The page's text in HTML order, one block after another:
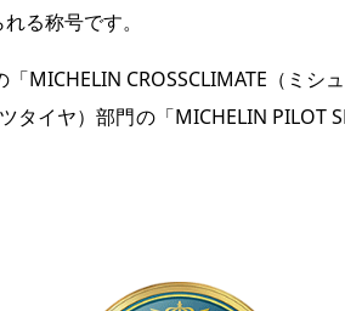
る称号です。
CROSSCLIMATE（ミシ
イヤ）部門の「MICHELIN PILOT